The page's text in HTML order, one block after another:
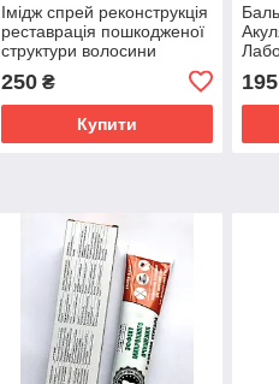
Імідж спрей реконструкція
реставрація пошкодженої
структури волосини
250₴
Купити
195